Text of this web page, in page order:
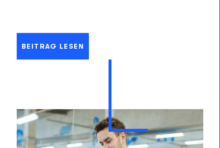
BEITRAG LESEN